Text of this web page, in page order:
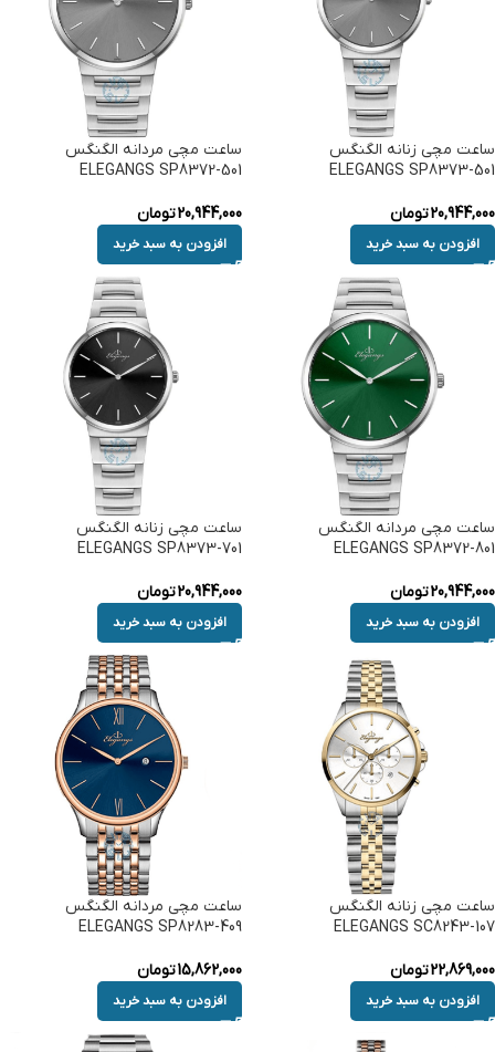
ساعت مچی زنانه الگنگس
ELEGANGS SP8373-501
20,944,000تومان
افزودن به سبد خرید
ساعت مچی مردانه الگنگس
ELEGANGS SP8372-501
20,944,000تومان
افزودن به سبد خرید
ساعت مچی مردانه الگنگس
ELEGANGS SP8372-801
20,944,000تومان
افزودن به سبد خرید
ساعت مچی زنانه الگنگس
ELEGANGS SP8373-701
20,944,000تومان
افزودن به سبد خرید
ساعت مچی زنانه الگنگس
ELEGANGS SC8243-107
22,869,000تومان
افزودن به سبد خرید
ساعت مچی مردانه الگنگس
ELEGANGS SP8283-409
15,862,000تومان
افزودن به سبد خرید